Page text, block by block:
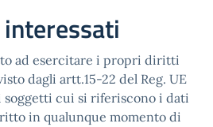
ad esercitare i propri diritti
dagli artt.15-22 del Reg. UE
soggetti cui si riferiscono i dati
in qualunque momento di